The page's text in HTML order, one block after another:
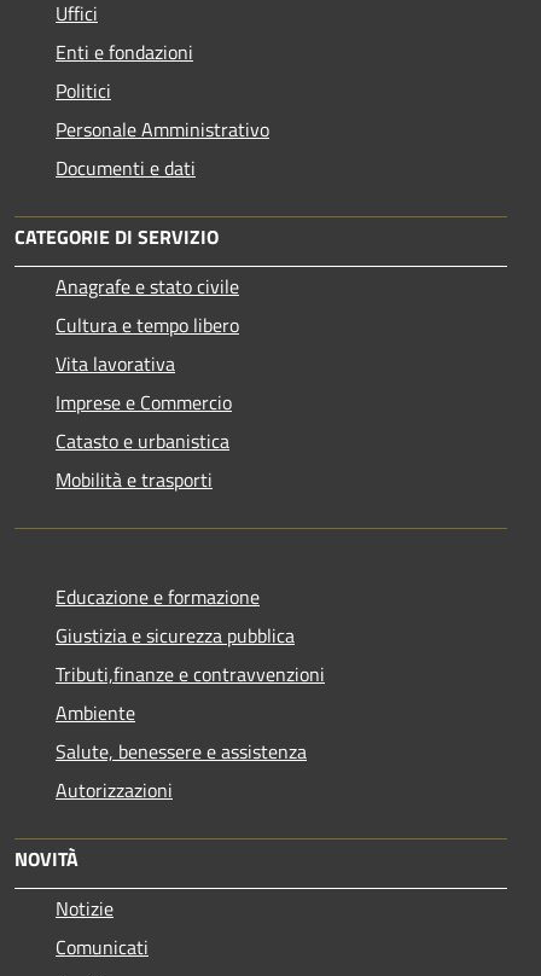
Uffici
Enti e fondazioni
Politici
Personale Amministrativo
Documenti e dati
CATEGORIE DI SERVIZIO
Anagrafe e stato civile
Cultura e tempo libero
Vita lavorativa
Imprese e Commercio
Catasto e urbanistica
Mobilità e trasporti
Educazione e formazione
Giustizia e sicurezza pubblica
Tributi,finanze e contravvenzioni
Ambiente
Salute, benessere e assistenza
Autorizzazioni
NOVITÀ
Notizie
Comunicati